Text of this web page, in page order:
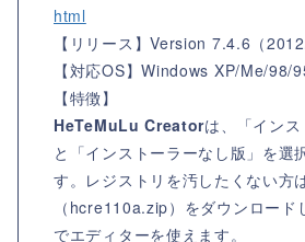
html
【リリース】Version 7.4.6（
【対応OS】Windows XP/Me/98/
【特徴】
HeTeMuLu Creatorは、「インス
と「インストーラーなし版」を選
す。レジストリを汚したくない方
（hcre110a.zip）をダウンロード
でエディターを使えます。